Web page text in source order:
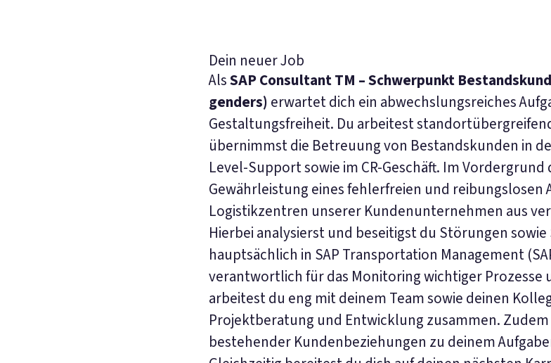
Dein neu­er Job
AlsSAP Consultant TM – Schwerpunkt
genders) erwartet dich ein abwechslungsreiches
Gestaltungsfreiheit. Du arbeitest
übernimmst die Betreuung von Bestandskunden in
Level-Support sowie im CR-Geschäft. Im
Gewährleistung eines fehlerfreien und reibungslosen
Logistikzentren unserer Kundenunternehmen aus
Hierbei analysierst und beseitigst du Störungen
hauptsächlich in SAP Transportation Management
verantwortlich für das Monitoring wichtiger Prozesse
arbeitest du eng mit deinem Team sowie deinen
Projektberatung und Entwicklung zusammen.
bestehender Kundenbeziehungen zu deinem